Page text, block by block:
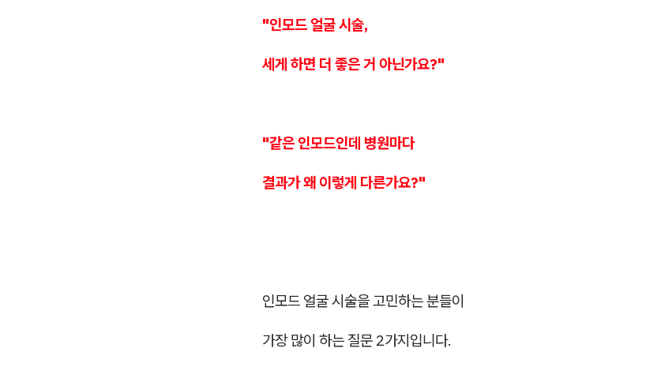
"인모드 얼굴 시술,
세게 하면 더 좋은 거 아닌가요?"
"같은 인모드인데 병원마다
결과가 왜 이렇게 다른가요?"
인모드 얼굴 시술을 고민하는 분들이
가장 많이 하는 질문 2가지입니다.